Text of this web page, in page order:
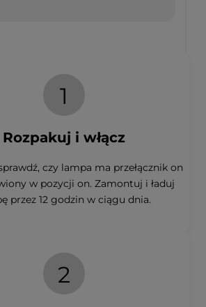
1
Rozpakuj i włącz
czy lampa ma przełącznik on
w pozycji on. Zamontuj i ładuj
przez 12 godzin w ciągu dnia.
2